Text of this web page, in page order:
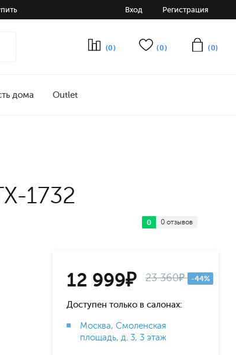
Вход Регистрация
(0) (0) (0)
дома Outlet
0 0 отзывов
1732
12 999₽ 23 360₽ -44%
Доступен только в салонах:
Москва, Смоленская
площадь, д. 3, 3 этаж